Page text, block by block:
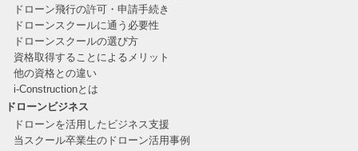
ドローン飛行の許可・申請手続き
ドローンスクールに通う必要性
ドローンスクールの選び方
資格取得することによるメリット
他の資格との違い
i-Constructionとは
ドローンビジネス
ドローンを活用したビジネス支援
当スクール卒業生のドローン活用事例